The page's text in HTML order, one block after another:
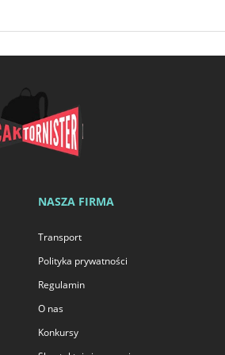
NASZA FIRMA
Transport
Polityka prywatności
Regulamin
O nas
Konkursy